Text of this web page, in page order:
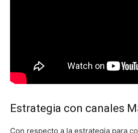
Estrategia con canales
Con respecto a la estrategia para